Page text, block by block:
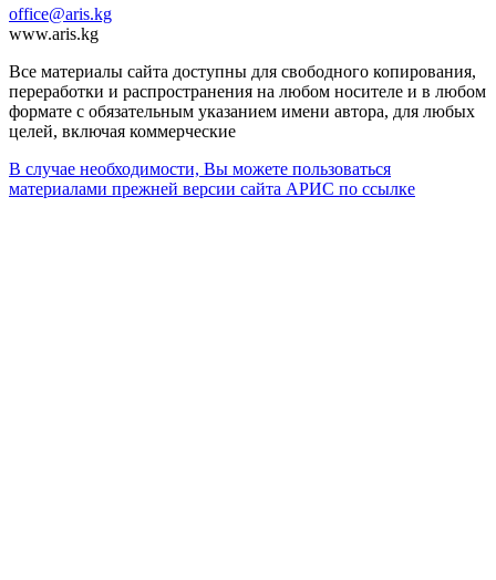
office@aris.kg
www.aris.kg
Все материалы сайта доступны для свободного копирования,
переработки и распространения на любом носителе и в любом
формате с обязательным указанием имени автора, для любых
целей, включая коммерческие
В случае необходимости, Вы можете пользоваться
материалами прежней версии сайта АРИС по ссылке